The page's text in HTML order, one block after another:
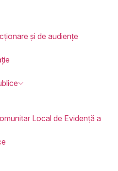
și de audiențe
Local de Evidență a